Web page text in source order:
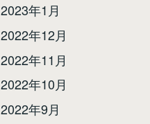
2023年1月
2022年12月
2022年11月
2022年10月
2022年9月